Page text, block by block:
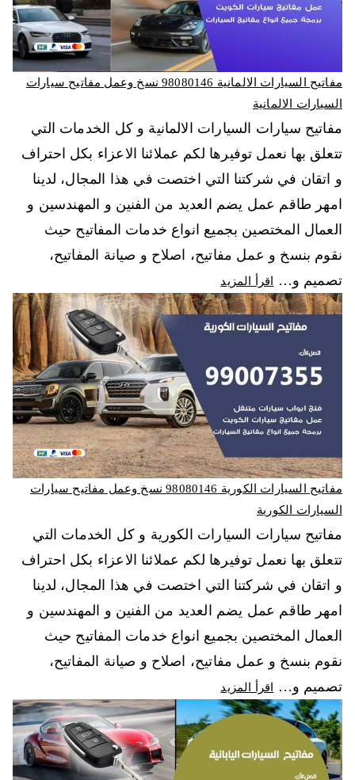
مفاتيح السيارات الالمانية 98080146‬ نسخ وعمل مفاتيح سيارات
السيارات الالمانية
مفاتيح سيارات السيارات الالمانية و كل الخدمات التي
تتعلق بها نعمل توفيرها لكم عملائنا الاعزاء بكل احتراف
و اتقان في شركتنا التي اختصت في هذا المجال، لدينا
امهر طاقم عمل يضم العديد من الفنين و المهندسين و
العمال المختصين بجميع انواع خدمات المفاتيح حيث
نقوم بنسخ و عمل مفاتيح، اصلاح و صيانة المفاتيح،
تصميم و…
اقرأ المزيد
مفاتيح السيارات الكورية 98080146‬ نسخ وعمل مفاتيح سيارات
السيارات الكورية
مفاتيح سيارات السيارات الكورية و كل الخدمات التي
تتعلق بها نعمل توفيرها لكم عملائنا الاعزاء بكل احتراف
و اتقان في شركتنا التي اختصت في هذا المجال، لدينا
امهر طاقم عمل يضم العديد من الفنين و المهندسين و
العمال المختصين بجميع انواع خدمات المفاتيح حيث
نقوم بنسخ و عمل مفاتيح، اصلاح و صيانة المفاتيح،
تصميم و…
اقرأ المزيد